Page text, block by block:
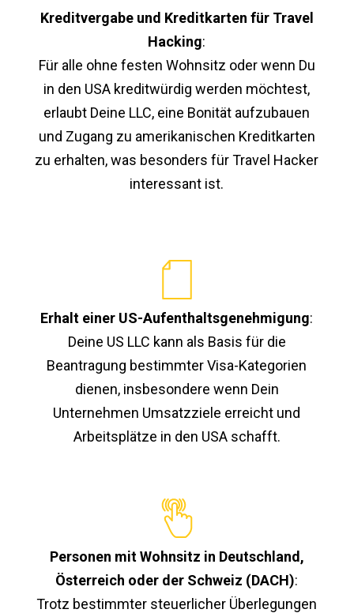
Kreditvergabe und Kreditkarten für Travel
Hacking:
Für alle ohne festen Wohnsitz oder wenn Du
in den USA kreditwürdig werden möchtest,
erlaubt Deine LLC, eine Bonität aufzubauen
und Zugang zu amerikanischen Kreditkarten
zu erhalten, was besonders für Travel Hacker
interessant ist.
Erhalt einer US-Aufenthaltsgenehmigung:
Deine US LLC kann als Basis für die
Beantragung bestimmter Visa-Kategorien
dienen, insbesondere wenn Dein
Unternehmen Umsatzziele erreicht und
Arbeitsplätze in den USA schafft.
Personen mit Wohnsitz in Deutschland,
Österreich oder der Schweiz (DACH):
Trotz bestimmter steuerlicher Überlegungen